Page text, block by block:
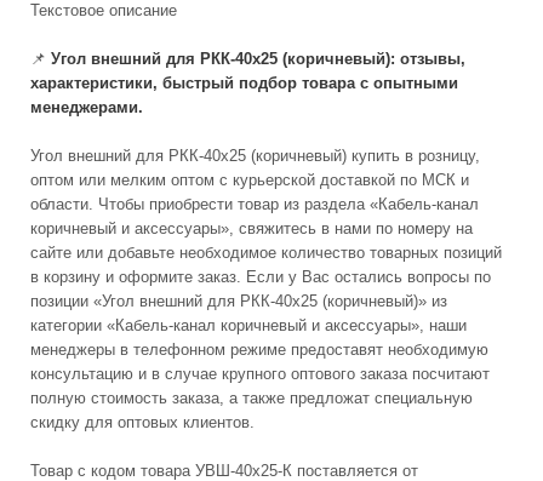
Текстовое описание
📌 Угол внешний для РКК-40х25 (коричневый): отзывы,
характеристики, быстрый подбор товара с опытными
менеджерами.
Угол внешний для РКК-40х25 (коричневый) купить в розницу,
оптом или мелким оптом с курьерской доставкой по МСК и
области. Чтобы приобрести товар из раздела «Кабель-канал
коричневый и аксессуары», свяжитесь в нами по номеру на
сайте или добавьте необходимое количество товарных позиций
в корзину и оформите заказ. Если у Вас остались вопросы по
позиции «Угол внешний для РКК-40х25 (коричневый)» из
категории «Кабель-канал коричневый и аксессуары», наши
менеджеры в телефонном режиме предоставят необходимую
консультацию и в случае крупного оптового заказа посчитают
полную стоимость заказа, а также предложат специальную
скидку для оптовых клиентов.
Товар с кодом товара УВШ-40х25-К поставляется от